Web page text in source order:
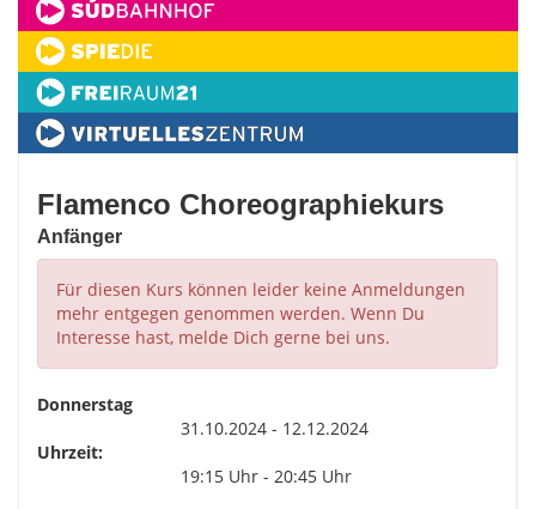
Flamenco Choreographiekurs
Anfänger
Für diesen Kurs können leider keine Anmeldungen
mehr entgegen genommen werden. Wenn Du
Interesse hast, melde Dich gerne bei uns.
Donnerstag
31.10.2024 - 12.12.2024
Uhrzeit:
19:15 Uhr - 20:45 Uhr